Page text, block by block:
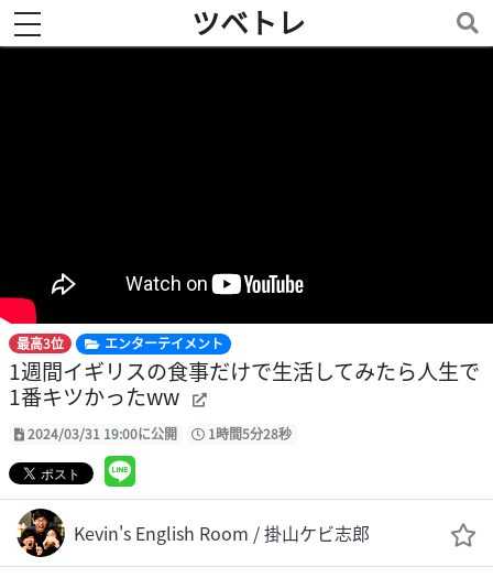
toggle navigation ツベトレ
最高3位 エンターテイメント
1週間イギリスの食事だけで生活してみたら人生で
1番キツかったww
2024/03/31 19:00に公開 1時間5分28秒
Kevin's English Room / 掛山ケビ志郎